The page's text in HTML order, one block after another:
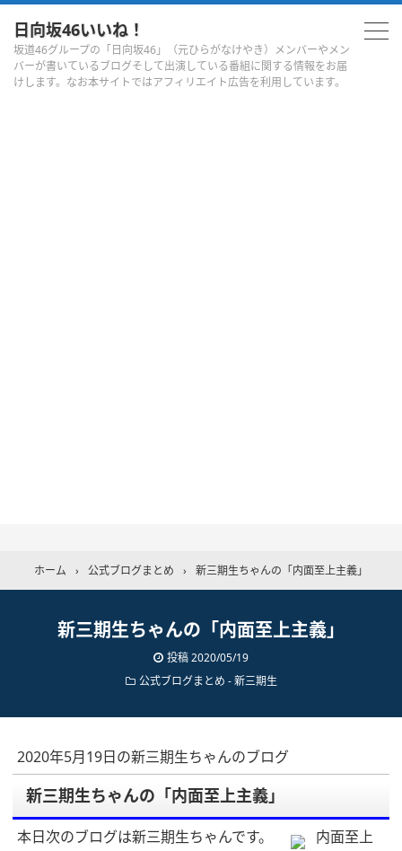
日向坂46いいね！
坂道46グループの「日向坂46」（元ひらがなけやき）メンバーやメン
バーが書いているブログそして出演している番組に関する情報をお届
けします。なお本サイトではアフィリエイト広告を利用しています。
ホーム › 公式ブログまとめ › 新三期生ちゃんの「内面至上主義」
新三期生ちゃんの「内面至上主義」
投稿2020/05/19
公式ブログまとめ -新三期生
2020年5月19日の新三期生ちゃんのブログ
新三期生ちゃんの「内面至上主義」
本日次のブログは新三期生ちゃんです。
内面至上